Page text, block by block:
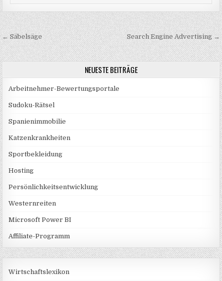
Beitragsnavigation
← Säbelsäge Search Engine Advertising →
NEUESTE BEITRÄGE
Arbeitnehmer-Bewertungsportale
Sudoku-Rätsel
Spanienimmobilie
Katzenkrankheiten
Sportbekleidung
Hosting
Persönlichkeitsentwicklung
Westernreiten
Microsoft Power BI
Affiliate-Programm
Wirtschaftslexikon